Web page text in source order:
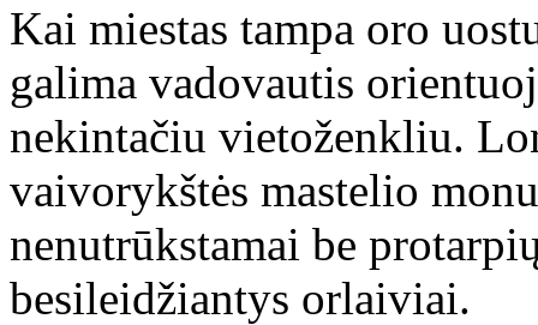
Kai miestas tampa oro
galima vadovautis
nekintačiu vietoženkliu.
vaivorykštės mastelio
nenutrūkstamai be
besileidžiantys orlaiviai.